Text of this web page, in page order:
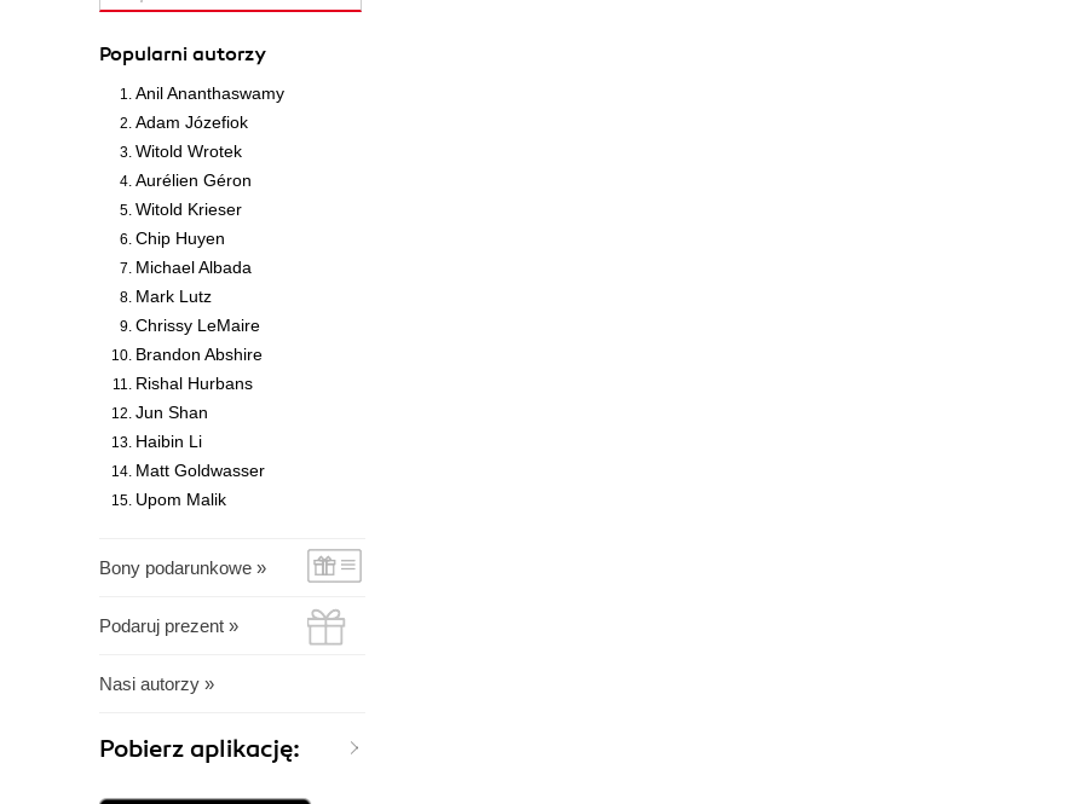
Popularni autorzy
Anil Ananthaswamy
Adam Józefiok
Witold Wrotek
Aurélien Géron
Witold Krieser
Chip Huyen
Michael Albada
Mark Lutz
Chrissy LeMaire
Brandon Abshire
Rishal Hurbans
Jun Shan
Haibin Li
Matt Goldwasser
Upom Malik
Bony podarunkowe »
Podaruj prezent »
Nasi autorzy »
Pobierz aplikację: